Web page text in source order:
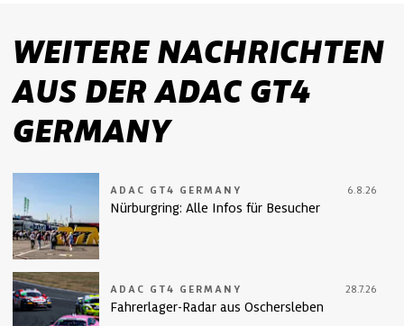
WEITERE NACHRICHTEN
AUS DER ADAC GT4
GERMANY
ADAC GT4 GERMANY 6.8.26
Nürburgring: Alle Infos für Besucher
ADAC GT4 GERMANY 28.7.26
Fahrerlager-Radar aus Oschersleben